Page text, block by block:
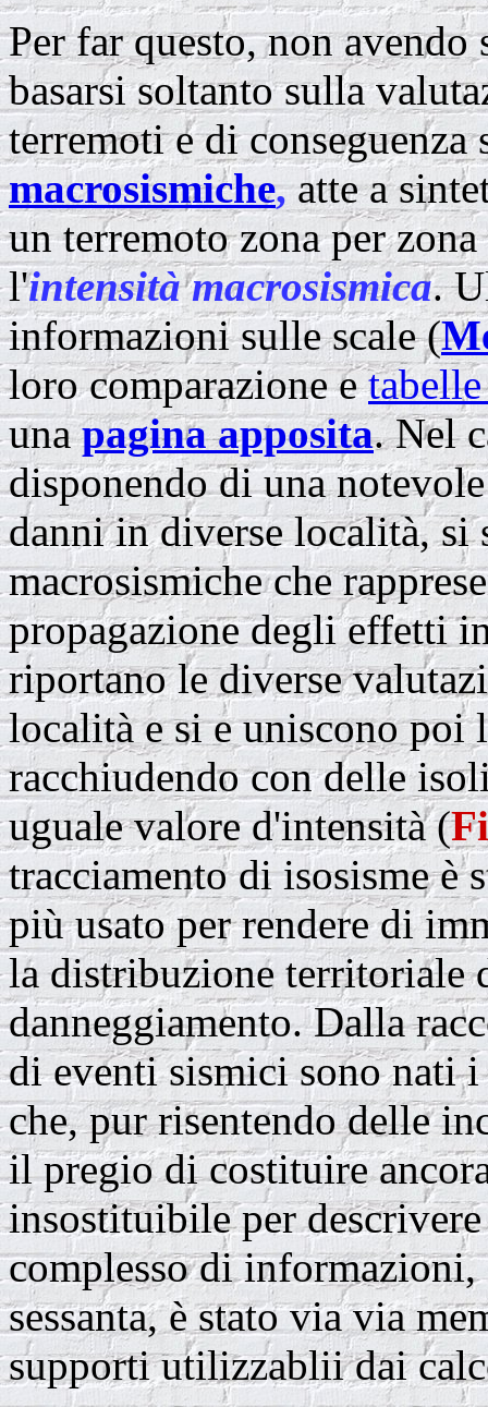
Per far questo, non
basarsi soltanto sulla
terremoti e di
macrosismiche,atte a
un terremoto zona per
l'intensità macrosismica.
informazioni sulle scale (
loro comparazione e
unapagina apposita. Nel
disponendo di una
danni in diverse località, si
macrosismiche che
propagazione degli effetti
riportano le diverse
località e si e uniscono poi
racchiudendo con delle
uguale valore d'intensità (
tracciamento di isosisme è
più usato per rendere di
la distribuzione territoriale
danneggiamento. Dalla
di eventi sismici sono nati
che, pur risentendo delle
il pregio di costituire
insostituibile per
complesso di
sessanta, è stato via via
supporti utilizzablii dai